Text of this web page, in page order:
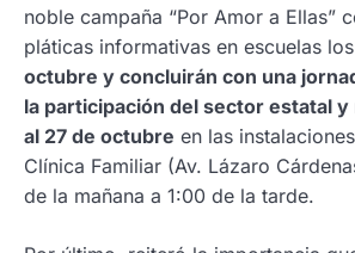
noble campaña “Por Amor a Ellas”
pláticas informativas en escuelas los
octubre y concluirán con una
la participación del sector estatal y
al 27 de octubre en las
Clínica Familiar (Av. Lázaro
de la mañana a 1:00 de la tarde.